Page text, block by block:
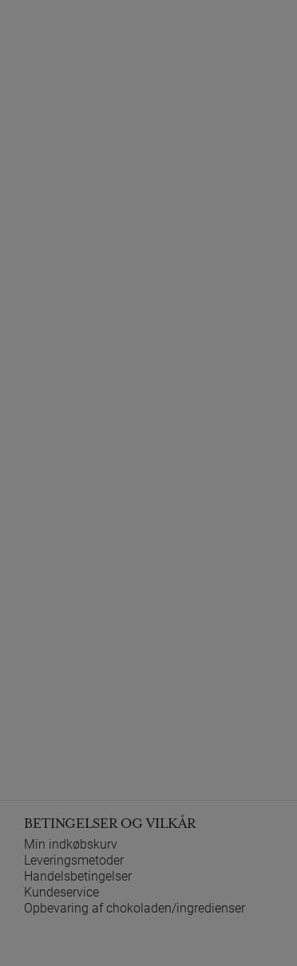
BETINGELSER OG VILKÅR
Min indkøbskurv
Leveringsmetoder
Handelsbetingelser
Kundeservice
Opbevaring af chokoladen/ingredienser